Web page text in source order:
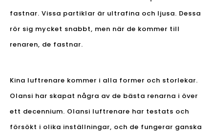
fastnar. Vissa partiklar är ultrafina och ljusa. Dessa
rör sig mycket snabbt, men när de kommer till
renaren, de fastnar.
Kina luftrenare kommer i alla former och storlekar.
Olansi har skapat några av de bästa renarna i över
ett decennium. Olansi luftrenare har testats och
försökt i olika inställningar, och de fungerar ganska